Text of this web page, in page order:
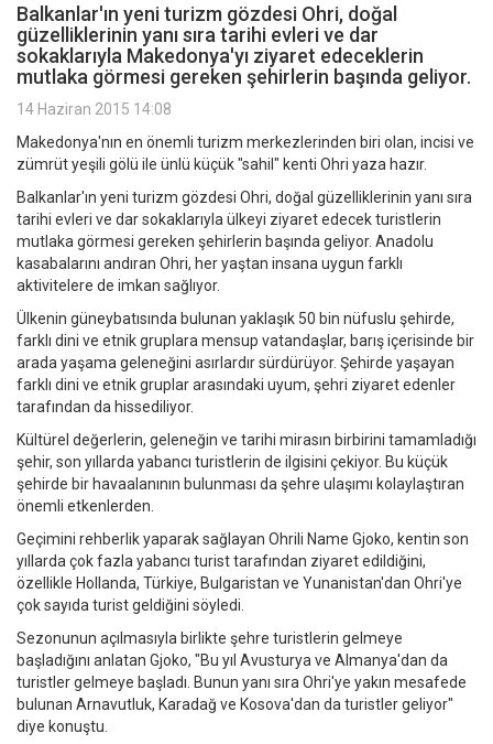
Balkanlar'ın yeni turizm gözdesi Ohri, doğal
güzelliklerinin yanı sıra tarihi evleri ve dar
sokaklarıyla Makedonya'yı ziyaret edeceklerin
mutlaka görmesi gereken şehirlerin başında geliyor.
14 Haziran 2015 14:08
Makedonya'nın en önemli turizm merkezlerinden biri olan, incisi ve
zümrüt yeşili gölü ile ünlü küçük "sahil" kenti Ohri yaza hazır.
Balkanlar'ın yeni turizm gözdesi Ohri, doğal güzelliklerinin yanı sıra
tarihi evleri ve dar sokaklarıyla ülkeyi ziyaret edecek turistlerin
mutlaka görmesi gereken şehirlerin başında geliyor. Anadolu
kasabalarını andıran Ohri, her yaştan insana uygun farklı
aktivitelere de imkan sağlıyor.
Ülkenin güneybatısında bulunan yaklaşık 50 bin nüfuslu şehirde,
farklı dini ve etnik gruplara mensup vatandaşlar, barış içerisinde bir
arada yaşama geleneğini asırlardır sürdürüyor. Şehirde yaşayan
farklı dini ve etnik gruplar arasındaki uyum, şehri ziyaret edenler
tarafından da hissediliyor.
Kültürel değerlerin, geleneğin ve tarihi mirasın birbirini tamamladığı
şehir, son yıllarda yabancı turistlerin de ilgisini çekiyor. Bu küçük
şehirde bir havaalanının bulunması da şehre ulaşımı kolaylaştıran
önemli etkenlerden.
Geçimini rehberlik yaparak sağlayan Ohrili Name Gjoko, kentin son
yıllarda çok fazla yabancı turist tarafından ziyaret edildiğini,
özellikle Hollanda, Türkiye, Bulgaristan ve Yunanistan'dan Ohri'ye
çok sayıda turist geldiğini söyledi.
Sezonunun açılmasıyla birlikte şehre turistlerin gelmeye
başladığını anlatan Gjoko, "Bu yıl Avusturya ve Almanya'dan da
turistler gelmeye başladı. Bunun yanı sıra Ohri'ye yakın mesafede
bulunan Arnavutluk, Karadağ ve Kosova'dan da turistler geliyor"
diye konuştu.